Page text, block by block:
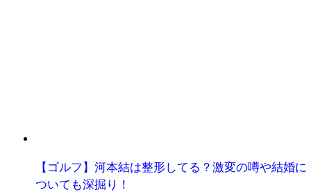
【ゴルフ】河本結は整形してる？激変の噂や結婚に
ついても深掘り！